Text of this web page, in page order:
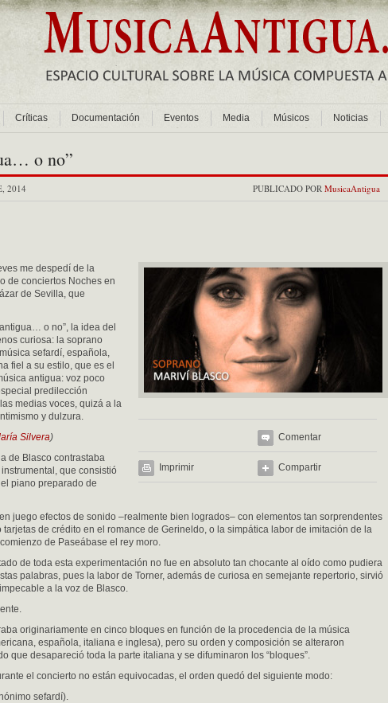
Críticas Documentación Eventos Media Músicos Noticias
o no”
PUBLICADO POR MusicaAntigua
2014
Comentar
Imprimir Compartir
me despedí de la
de conciertos Noches en
de Sevilla, que
o no”, la idea del
curiosa: la soprano
sefardí, española,
fiel a su estilo, que es el
antigua: voz poco
predilección
medias voces, quizá a la
y dulzura.
Silvera)
de Blasco contrastaba
que consistió
piano preparado de
juego efectos de sonido –realmente bien logrados– con elementos tan sorprendentes
tarjetas de crédito en el romance de Gerineldo, o la simpática labor de imitación de la
de Paseábase el rey moro.
de toda esta experimentación no fue en absoluto tan chocante al oído como pudiera
palabras, pues la labor de Torner, además de curiosa en semejante repertorio, sirvió
a la voz de Blasco.
originariamente en cinco bloques en función de la procedencia de la música
española, italiana e inglesa), pero su orden y composición se alteraron
que desapareció toda la parte italiana y se difuminaron los “bloques”.
el concierto no están equivocadas, el orden quedó del siguiente modo:
sefardí).